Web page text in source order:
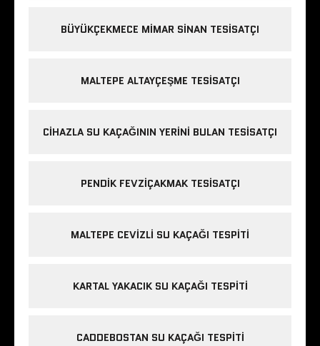
BÜYÜKÇEKMECE MIMAR SINAN TESISATÇI
MALTEPE ALTAYÇEŞME TESISATÇI
CIHAZLA SU KAÇAĞININ YERINI BULAN TESISATÇI
PENDIK FEVZIÇAKMAK TESISATÇI
MALTEPE CEVIZLI SU KAÇAĞI TESPITI
KARTAL YAKACIK SU KAÇAĞI TESPITI
CADDEBOSTAN SU KAÇAĞI TESPITI